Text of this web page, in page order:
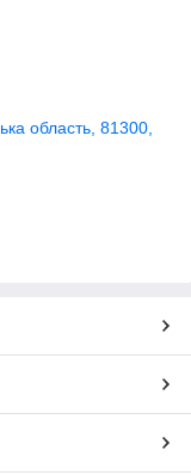
область, 81300,